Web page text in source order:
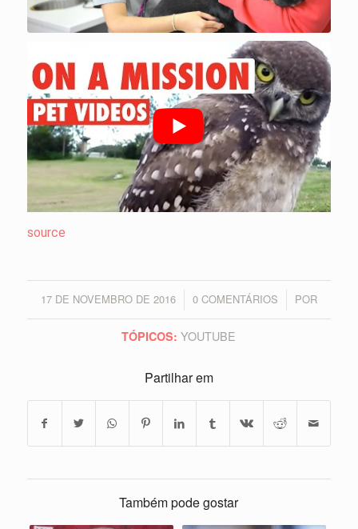
source
17 DE NOVEMBRO DE 2016
/ 0 COMENTÁRIOS
/ POR
TÓPICOS: YOUTUBE
Partilhar em
Também pode gostar